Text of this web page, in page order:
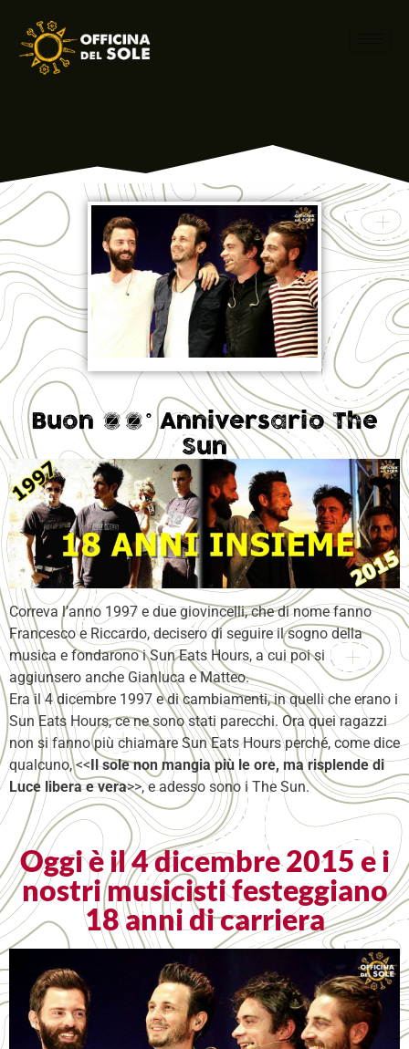
Buon 18° Anniversario The
Sun
Correva l’anno 1997 e due giovincelli, che di nome fanno
Francesco e Riccardo, decisero di seguire il sogno della
musica e fondarono i Sun Eats Hours, a cui poi si
aggiunsero anche Gianluca e Matteo.
Era il 4 dicembre 1997 e di cambiamenti, in quelli che erano i
Sun Eats Hours, ce ne sono stati parecchi. Ora quei ragazzi
non si fanno più chiamare Sun Eats Hours perché, come dice
qualcuno, <<Il sole non mangia più le ore, ma risplende di
Luce libera e vera>>, e adesso sono i The Sun.
Oggi è il 4 dicembre 2015 e i
nostri musicisti festeggiano
18 anni di carriera